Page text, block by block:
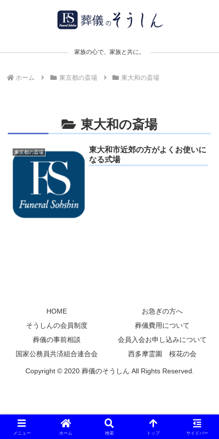
家族の心で、家族と共に。
ホーム 東京都の斎場 東大和の斎場
東大和の斎場
東京都の斎場
東大和市近郊の方がよくお使いに
なる式場
HOME
お急ぎの方へ
そうしんの会員制度
葬儀費用について
葬儀の事前相談
会員入会お申し込みについて
国家公務員共済組合連合会
西多摩霊園 桜花の会
Copyright © 2020 葬儀のそうしん All Rights Reserved.
メニュー ホーム 検索 トップ サイドバー